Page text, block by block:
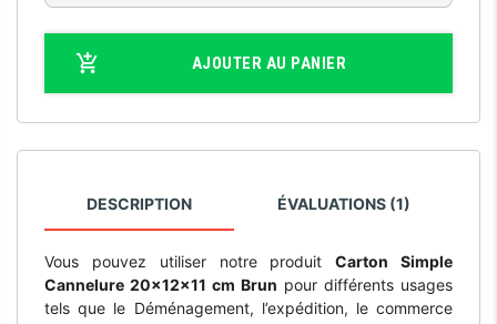
AJOUTER AU PANIER
DESCRIPTION ÉVALUATIONS (1)
Vous pouvez utiliser notre produitCarton Simple
Cannelure 20x12x11 cm Brun pour différents usages
tels que le Déménagement, l’expédition, le commerce